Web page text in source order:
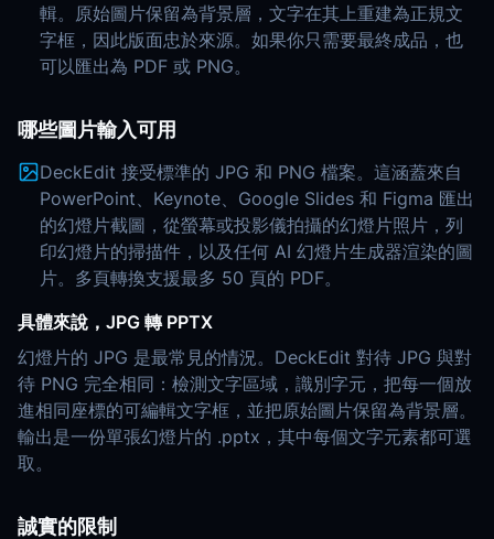
輯。原始圖片保留為背景層，文字在其上重建為正規文
字框，因此版面忠於來源。如果你只需要最終成品，也
可以匯出為 PDF 或 PNG。
哪些圖片輸入可用
DeckEdit 接受標準的 JPG 和 PNG 檔案。這涵蓋來自
PowerPoint、Keynote、Google Slides 和 Figma 匯出
的幻燈片截圖，從螢幕或投影儀拍攝的幻燈片照片，列
印幻燈片的掃描件，以及任何 AI 幻燈片生成器渲染的圖
片。多頁轉換支援最多 50 頁的 PDF。
具體來說，JPG 轉 PPTX
幻燈片的 JPG 是最常見的情況。DeckEdit 對待 JPG 與對
待 PNG 完全相同：檢測文字區域，識別字元，把每一個放
進相同座標的可編輯文字框，並把原始圖片保留為背景層。
輸出是一份單張幻燈片的 .pptx，其中每個文字元素都可選
取。
誠實的限制